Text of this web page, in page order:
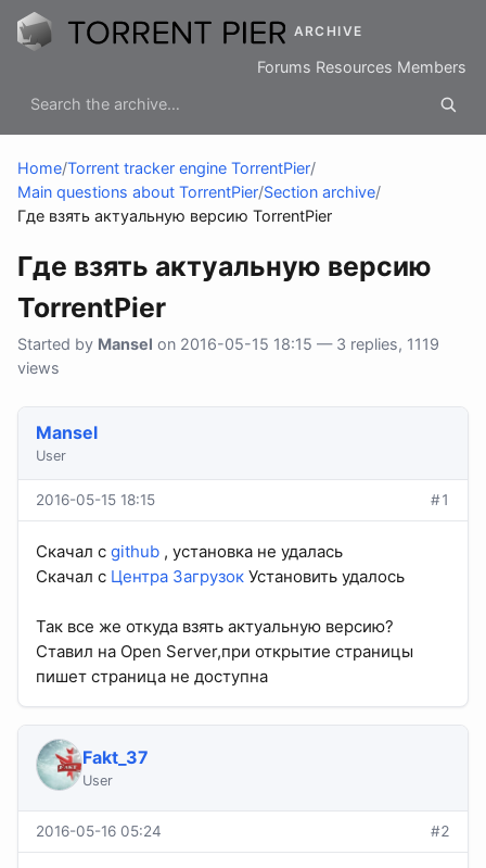
ARCHIVE
Forums Resources Members
Home/Torrent tracker engine TorrentPier/
Main questions about TorrentPier/Section archive/
Где взять актуальную версию TorrentPier
Где взять актуальную версию
TorrentPier
Started by Mansel on 2016-05-15 18:15 — 3 replies, 1119
views
Mansel
User
2016-05-15 18:15 #1
Скачал с github , установка не удалась
Скачал с Центра Загрузок Установить удалось
Так все же откуда взять актуальную версию?
Ставил на Open Server,при открытие страницы
пишет страница не доступна
Fakt_37
User
2016-05-16 05:24 #2